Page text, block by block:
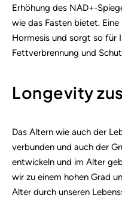
Erhöhung des NAD+-
wie das Fasten bietet.
Hormesis und sorgt so für
Fettverbrennung und
Longevity
Das Altern wie auch der
verbunden und auch der
entwickeln und im Alter
wir zu einem hohen Grad
Alter durch unseren